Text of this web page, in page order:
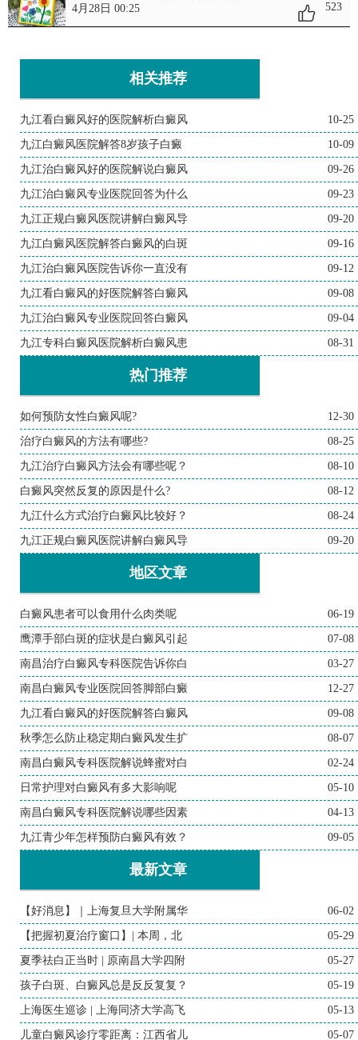
4月28日 00:25
523
相关推荐
九江看白癜风好的医院解析白癜风 10-25
九江白癜风医院解答8岁孩子白癜 10-09
九江治白癜风好的医院解说白癜风 09-26
九江治白癜风专业医院回答为什么 09-23
九江正规白癜风医院讲解白癜风导 09-20
九江白癜风医院解答白癜风的白斑 09-16
九江治白癜风医院告诉你一直没有 09-12
九江看白癜风的好医院解答白癜风 09-08
九江治白癜风专业医院回答白癜风 09-04
九江专科白癜风医院解析白癜风患 08-31
热门推荐
如何预防女性白癜风呢? 12-30
治疗白癜风的方法有哪些? 08-25
九江治疗白癜风方法会有哪些呢？ 08-10
白癜风突然反复的原因是什么? 08-12
九江什么方式治疗白癜风比较好？ 08-24
九江正规白癜风医院讲解白癜风导 09-20
地区文章
白癜风患者可以食用什么肉类呢 06-19
鹰潭手部白斑的症状是白癜风引起 07-08
南昌治疗白癜风专科医院告诉你白 03-27
南昌白癜风专业医院回答脚部白癜 12-27
九江看白癜风的好医院解答白癜风 09-08
秋季怎么防止稳定期白癜风发生扩 08-07
南昌白癜风专科医院解说蜂蜜对白 02-24
日常护理对白癜风有多大影响呢 05-10
南昌白癜风专科医院解说哪些因素 04-13
九江青少年怎样预防白癜风有效？ 09-05
最新文章
【好消息】｜上海复旦大学附属华 06-02
【把握初夏治疗窗口】| 本周，北 05-29
夏季祛白正当时 | 原南昌大学四附 05-27
孩子白斑、白癜风总是反反复复？ 05-19
上海医生巡诊 | 上海同济大学高飞 05-13
儿童白癜风诊疗零距离：江西省儿 05-07